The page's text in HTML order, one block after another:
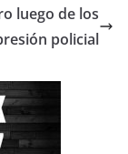
luego de los
policial